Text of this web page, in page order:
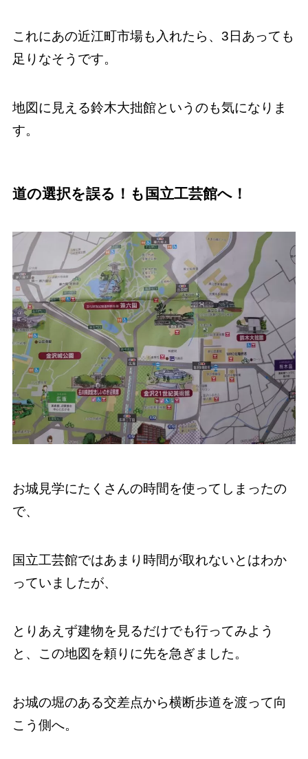
これにあの近江町市場も入れたら、3日あっても
足りなそうです。
地図に見える鈴木大拙館というのも気になりま
す。
道の選択を誤る！も国立工芸館へ！
お城見学にたくさんの時間を使ってしまったの
で、
国立工芸館ではあまり時間が取れないとはわか
っていましたが、
とりあえず建物を見るだけでも行ってみよう
と、この地図を頼りに先を急ぎました。
お城の堀のある交差点から横断歩道を渡って向
こう側へ。